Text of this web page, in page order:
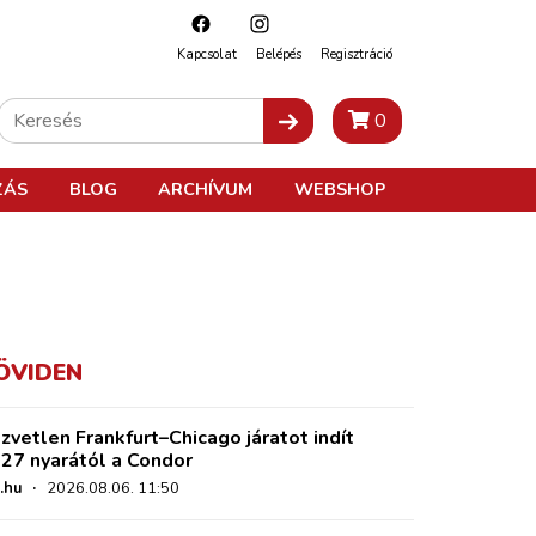
Kapcsolat Belépés Regisztráció
0
BLOG ARCHÍVUM WEBSHOP
Frankfurt–Chicago járatot indít
nyarától a Condor
· 2026.08.06. 11:50